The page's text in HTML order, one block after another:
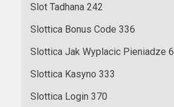
Slot Tadhana 242
Slottica Bonus Code 336
Slottica Jak Wyplacic Pieniadze 6
Slottica Kasyno 333
Slottica Login 370